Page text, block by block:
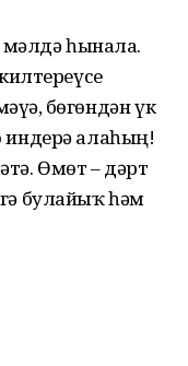
һынала.
бөгөндән үк
индерә алаһың!
Өмөт – дәрт
булайыҡ һәм